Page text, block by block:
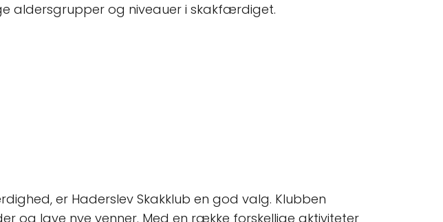
aldersgrupper og niveauer i skakfærdiget.
er Haderslev Skakklub en god valg. Klubben
og lave nye venner. Med en række forskellige aktiviteter